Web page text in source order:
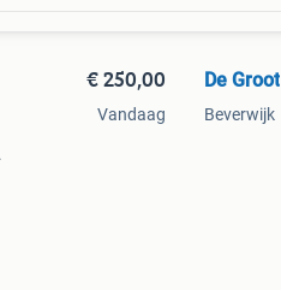
€ 250,00
Vandaag
De Groot
Beverwijk